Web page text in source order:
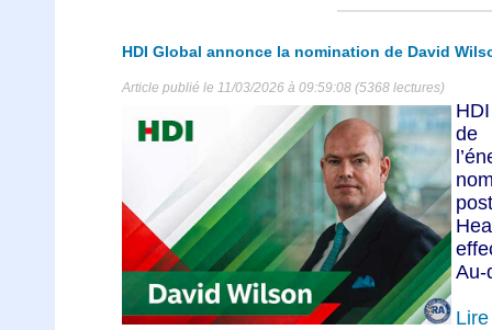
HDI Global annonce la nomination de David
Article publié le 11/03/2026 à 09:59:08 (5368 lectures)
de
Au-